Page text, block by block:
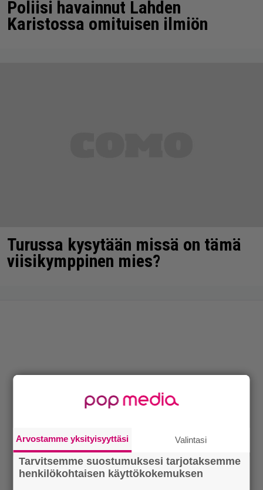
Poliisi havainnut Lahden
Karistossa omituisen ilmiön
Turussa kysytään missä on tämä
viisikymppinen mies?
Arvostamme yksityisyyttäsi Valintasi
Tarvitsemme suostumuksesi tarjotaksemme
henkilökohtaisen käyttökokemuksen